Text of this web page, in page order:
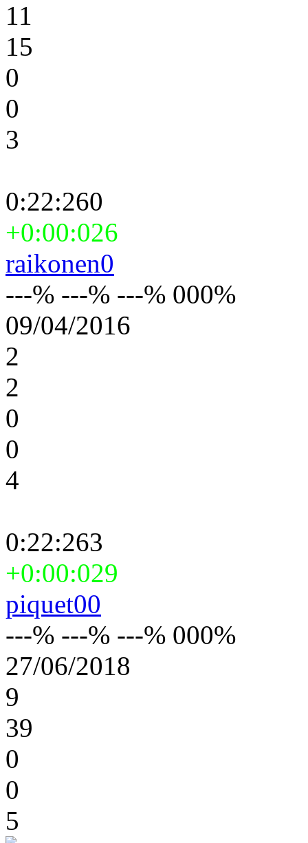
11
15
0
0
3
0:22:260
+0:00:026
raikonen0
---% ---% ---% 000%
09/04/2016
2
2
0
0
4
0:22:263
+0:00:029
piquet00
---% ---% ---% 000%
27/06/2018
9
39
0
0
5